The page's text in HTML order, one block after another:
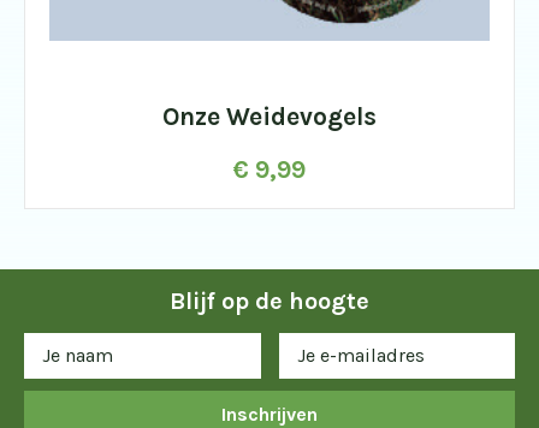
Onze Weidevogels
€ 9,99
Blijf op de hoogte
Inschrijven